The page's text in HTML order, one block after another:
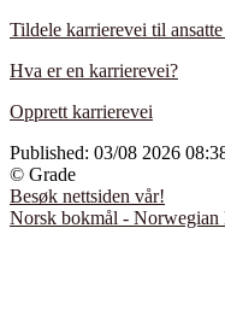
Tildele karrierevei til
Hva er en karrierevei?
Opprett karrierevei
Published: 03/08 2026
© Grade
Besøk nettsiden vår!
Norsk bokmål - Norwegian